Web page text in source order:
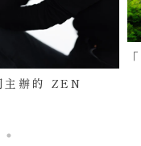
主辦的 ZEN